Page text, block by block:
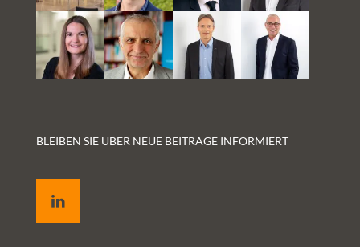
BLEIBEN SIE ÜBER NEUE BEITRÄGE INFORMIERT